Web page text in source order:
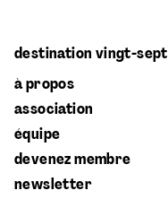
destination vingt-sept
à propos
association
équipe
devenez membre
newsletter